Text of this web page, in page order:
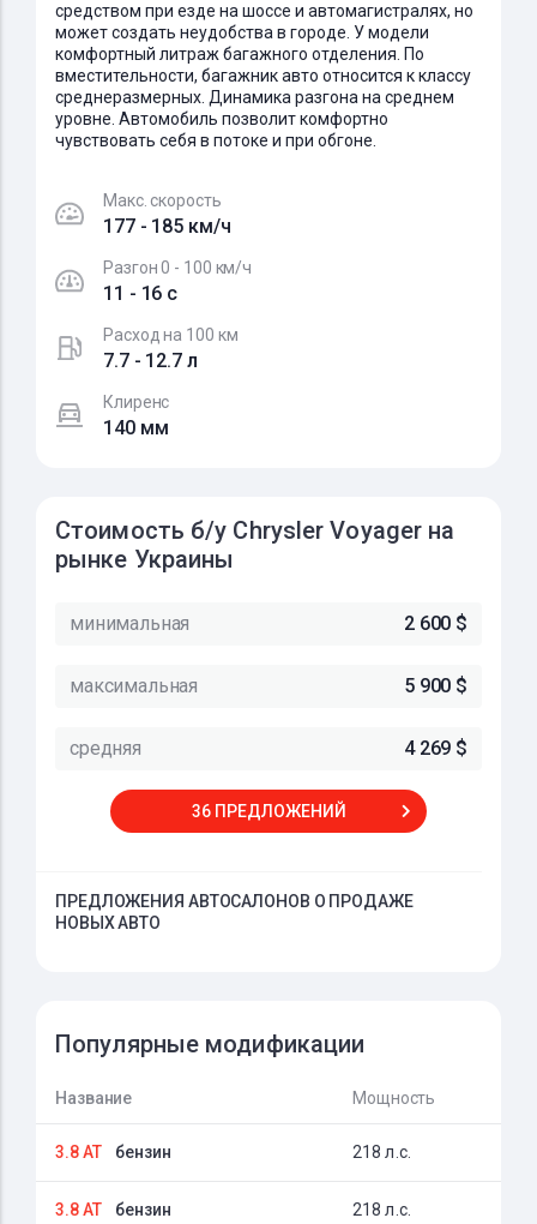
средством при езде на шоссе и автомагистралях, но
может создать неудобства в городе. У модели
комфортный литраж багажного отделения. По
вместительности, багажник авто относится к классу
среднеразмерных. Динамика разгона на среднем
уровне. Автомобиль позволит комфортно
чувствовать себя в потоке и при обгоне.
Макс. скорость
177 - 185 км/ч
Разгон 0 - 100 км/ч
11 - 16 c
Расход на 100 км
7.7 - 12.7 л
Клиренс
140 мм
Стоимость б/у Chrysler Voyager на
рынке Украины
минимальная 2 600 $
максимальная 5 900 $
средняя 4 269 $
36 ПРЕДЛОЖЕНИЙ
ПРЕДЛОЖЕНИЯ АВТОСАЛОНОВ О ПРОДАЖЕ
НОВЫХ АВТО
Популярные модификации
Название Мощность
3.8 AT бензин 218 л.с.
3.8 AT бензин 218 л.с.